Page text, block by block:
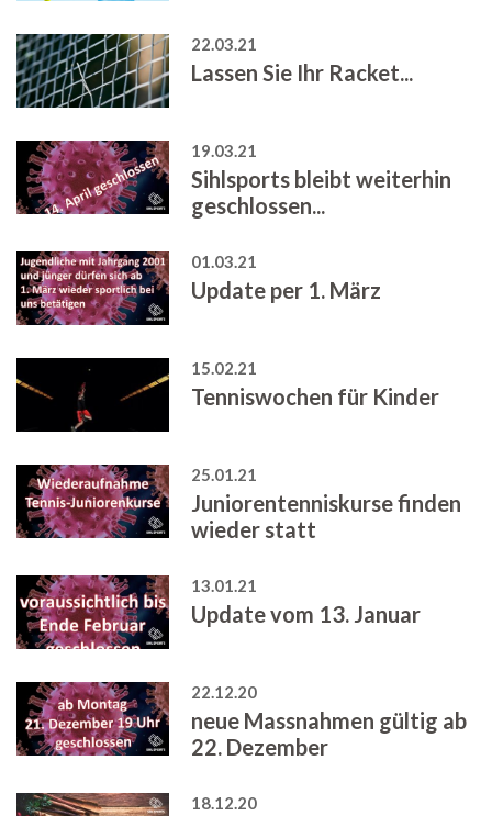
22.03.21
Lassen Sie Ihr Racket...
19.03.21
Sihlsports bleibt weiterhin
geschlossen...
01.03.21
Update per 1. März
15.02.21
Tenniswochen für Kinder
25.01.21
Juniorentenniskurse finden
wieder statt
13.01.21
Update vom 13. Januar
22.12.20
neue Massnahmen gültig ab
22. Dezember
18.12.20